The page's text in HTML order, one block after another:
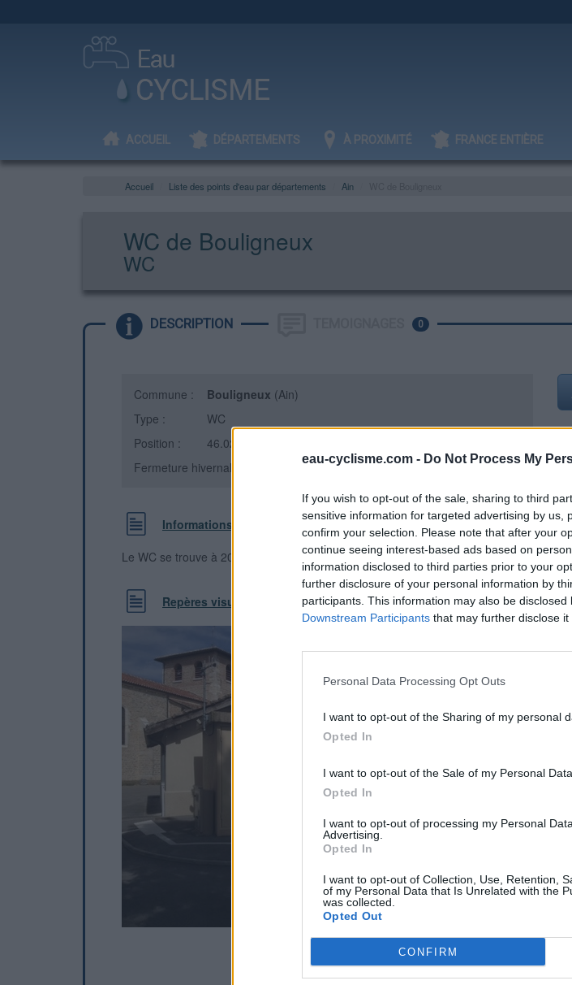
eau-cyclisme.com - Do Not Process My
If you wish to opt-out of the sale, sharing to third
sensitive information for targeted advertising by us,
confirm your selection. Please note that after your
continue seeing interest-based ads based on
information disclosed to third parties prior to your
further disclosure of your personal information by
participants. This information may also be
Downstream Participants that may further disclose it
Personal Data Processing Opt Outs
I want to opt-out of the Sharing of my personal
Opted In
I want to opt-out of the Sale of my Personal Data.
Opted In
I want to opt-out of processing my Personal
Advertising.
Opted In
I want to opt-out of Collection, Use, Retention,
of my Personal Data that Is Unrelated with the
was collected.
Opted Out
CONFIRM
ACCUEIL DÉPARTEMENTS À PROXIMITÉ FRANCE ENTIÈRE
Accueil Liste des points d'eau par départements Ain
WC de Bouligneux
WC
DESCRIPTION 0
Commune : Bouligneux (Ain)
Type :
WC
Position :
46.022364°N, 4.990493°E
Fermeture hivernale : information inconnue
Informations complémentaires
Le WC se trouve à 20 m au Sud de l'église, sur la place.
Repères visuels